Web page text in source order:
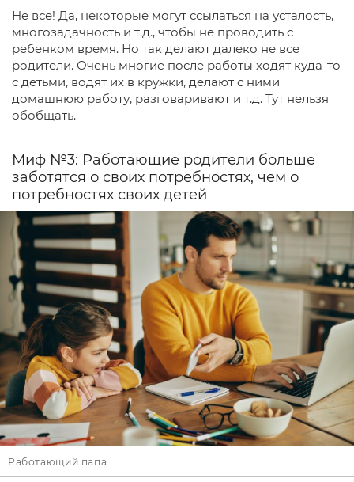
Не все! Да, некоторые могут ссылаться на усталость,
многозадачность и т.д., чтобы не проводить с
ребенком время. Но так делают далеко не все
родители. Очень многие после работы ходят куда-то
с детьми, водят их в кружки, делают с ними
домашнюю работу, разговаривают и т.д. Тут нельзя
обобщать.
Миф №3: Работающие родители больше
заботятся о своих потребностях, чем о
потребностях своих детей
Работающий папа